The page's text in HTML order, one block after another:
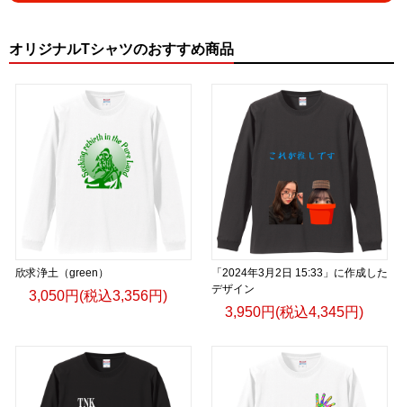
オリジナルTシャツのおすすめ商品
欣求浄土（green）
3,050円(税込3,356円)
「2024年3月2日 15:33」に作成した
デザイン
3,950円(税込4,345円)